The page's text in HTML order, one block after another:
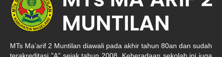
MTs Ma’arif 2 Muntilan diawali pada akhir tahun 80an dan sudah